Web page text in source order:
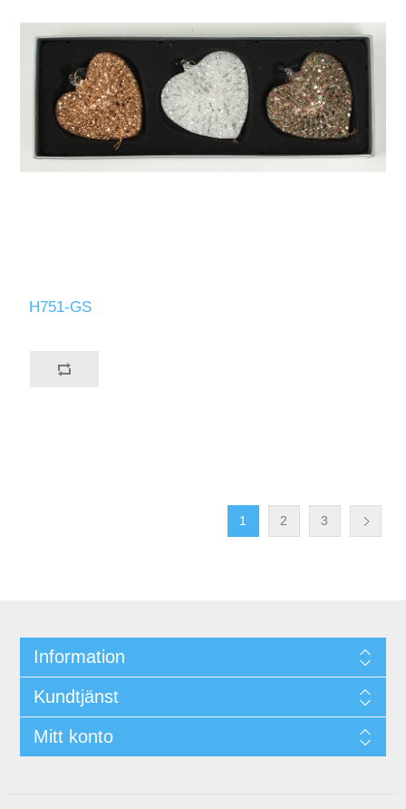
H751-GS
1 2 3
Information
Kundtjänst
Mitt konto